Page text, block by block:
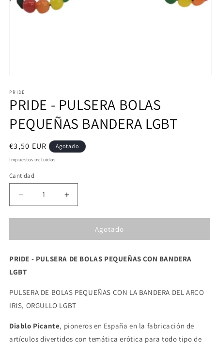
multimedia
1
en
ventana
modal
PRIDE
PRIDE - PULSERA BOLAS
PEQUEÑAS BANDERA LGBT
Precio
habitual
€3,50 EUR Agotado
Impuestos incluidos.
Cantidad
Reducir
cantidad
para
-
BOLAS
PEQUEÑAS
LGBT
Aumentar
cantidad
para
-
BOLAS
LGBT
Agotado
PRIDE - PULSERA DE BOLAS PEQUEÑAS CON BANDERA
LGBT
PULSERA DE BOLAS PEQUEÑAS CON LA BANDERA DEL ARCO
IRIS, ORGULLO LGBT
Diablo Picante, pioneros en España en la fabricación de
artículos divertidos con temática erótica para todo tipo de